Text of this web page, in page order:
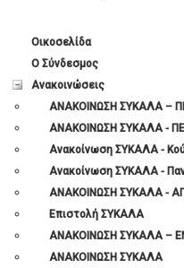
Βίντεο -
Συχνές
Οικοσελίδα
Ο Σύνδεσμος
Ανακοινώσεις
ΑΝΑΚΟΙΝΩΣΗ ΣΥΚΑΛΑ –
ΑΝΑΚΟΙΝΩΣΗ ΣΥΚΑΛΑ -
Ανακοίνωση ΣΥΚΑΛΑ -
Ανακοίνωση ΣΥΚΑΛΑ -
ΑΝΑΚΟΙΝΩΣΗ ΣΥΚΑΛΑ -
Επιστολή ΣΥΚΑΛΑ
ΑΝΑΚΟΙΝΩΣΗ ΣΥΚΑΛΑ –
ΑΝΑΚΟΙΝΩΣΗ ΣΥΚΑΛΑ